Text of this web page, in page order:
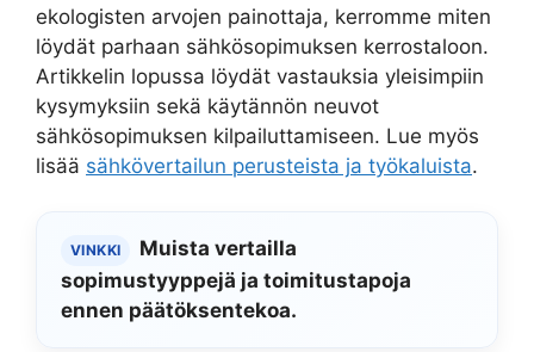
ekologisten arvojen painottaja, kerromme miten
löydät parhaan sähkösopimuksen kerrostaloon.
Artikkelin lopussa löydät vastauksia yleisimpiin
kysymyksiin sekä käytännön neuvot
sähkösopimuksen kilpailuttamiseen. Lue myös
lisää sähkövertailun perusteista ja työkaluista.
VINKKI
Muista vertailla
sopimustyyppejä ja toimitustapoja
ennen päätöksentekoa.